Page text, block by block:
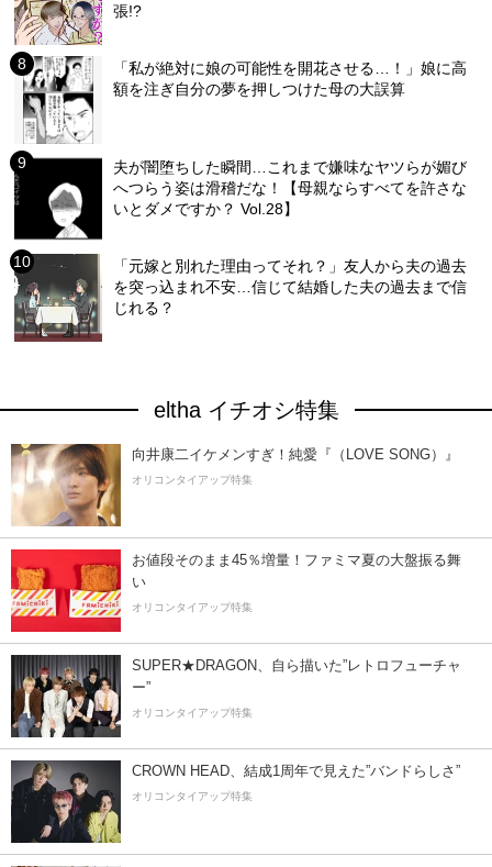
張!?
「私が絶対に娘の可能性を開花させる…！」娘に高
額を注ぎ自分の夢を押しつけた母の大誤算
夫が闇堕ちした瞬間…これまで嫌味なヤツらが媚び
へつらう姿は滑稽だな！【母親ならすべてを許さな
いとダメですか？ Vol.28】
「元嫁と別れた理由ってそれ？」友人から夫の過去
を突っ込まれ不安…信じて結婚した夫の過去まで信
じれる？
eltha イチオシ特集
向井康二イケメンすぎ！純愛『（LOVE SONG）』
オリコンタイアップ特集
お値段そのまま45％増量！ファミマ夏の大盤振る舞
い
オリコンタイアップ特集
SUPER★DRAGON、自ら描いた”レトロフューチャ
ー”
オリコンタイアップ特集
CROWN HEAD、結成1周年で見えた”バンドらしさ”
オリコンタイアップ特集